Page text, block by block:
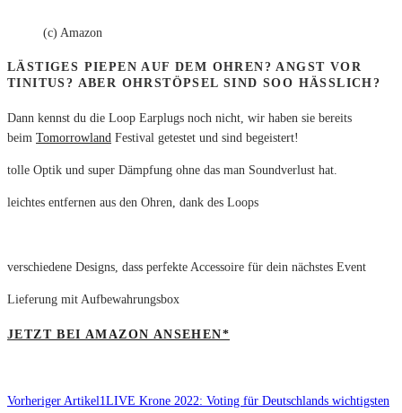
(c) Amazon
LÄSTIGES PIEPEN AUF DEM OHREN? ANGST VOR
TINITUS? ABER OHRSTÖPSEL SIND SOO HÄSSLICH?
Dann kennst du die Loop Earplugs noch nicht, wir haben sie bereits
beim Tomorrowland Festival getestet und sind begeistert!
tolle Optik und super Dämpfung ohne das man Soundverlust hat.
leichtes entfernen aus den Ohren, dank des Loops
verschiedene Designs, dass perfekte Accessoire für dein nächstes Event
Lieferung mit Aufbewahrungsbox
JETZT BEI AMAZON ANSEHEN*
Vorheriger Artikel1LIVE Krone 2022: Voting für Deutschlands wichtigsten